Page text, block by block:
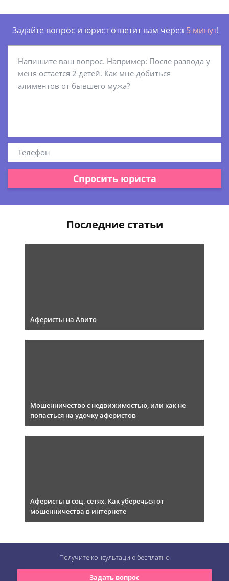
Задайте вопрос и юрист ответит вам через 5 минут!
Спросить юриста
Последние статьи
Аферисты на Авито
Мошенничество с недвижимостью, или как не
попасться на удочку аферистов
Аферисты в соц. сетях. Как уберечься от
мошенничества в интернете
Задать вопрос
Получите консультациюбесплатно